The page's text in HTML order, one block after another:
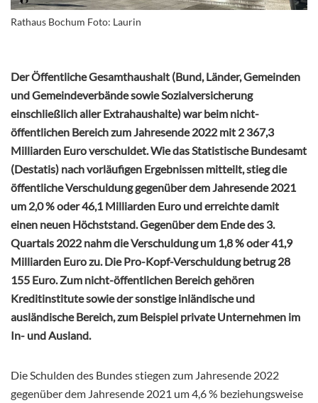
Rathaus Bochum Foto: Laurin
Der Öffentliche Gesamthaushalt (Bund, Länder, Gemeinden
und Gemeindeverbände sowie Sozialversicherung
einschließlich aller Extrahaushalte) war beim nicht-
öffentlichen Bereich zum Jahresende 2022 mit 2 367,3
Milliarden Euro verschuldet. Wie das Statistische Bundesamt
(Destatis) nach vorläufigen Ergebnissen mitteilt, stieg die
öffentliche Verschuldung gegenüber dem Jahresende 2021
um 2,0 % oder 46,1 Milliarden Euro und erreichte damit
einen neuen Höchststand. Gegenüber dem Ende des 3.
Quartals 2022 nahm die Verschuldung um 1,8 % oder 41,9
Milliarden Euro zu. Die Pro-Kopf-Verschuldung betrug 28
155 Euro. Zum nicht-öffentlichen Bereich gehören
Kreditinstitute sowie der sonstige inländische und
ausländische Bereich, zum Beispiel private Unternehmen im
In- und Ausland.
Die Schulden des Bundes stiegen zum Jahresende 2022
gegenüber dem Jahresende 2021 um 4,6 % beziehungsweise